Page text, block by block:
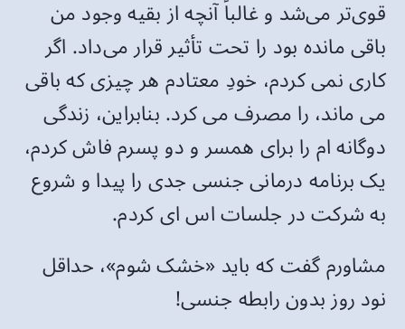
قوی‌تر می‌شد و غالباً آنچه از بقیه وجود من
باقی مانده بود را تحت تأثیر قرار می‌داد. اگر
کاری نمی کردم، خودِ معتادم هر چیزی که باقی
می ماند، را مصرف می کرد. بنابراین، زندگی
دوگانه ام را برای همسر و دو پسرم فاش کردم،
یک برنامه درمانی جنسی جدی را پیدا و شروع
به شرکت در جلسات اس ای کردم.
مشاورم گفت که باید «خشک شوم»، حداقل
نود روز بدون رابطه جنسی!